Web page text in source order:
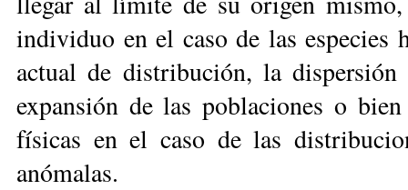
individuo en el caso de las especies
actual de distribución, la
expansión de las poblaciones o
físicas en el caso de las
anómalas.